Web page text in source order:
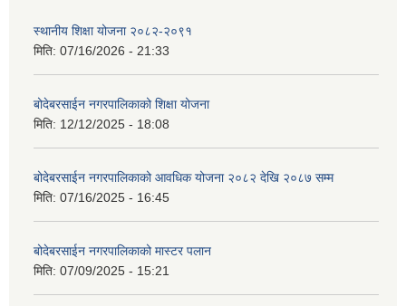
स्थानीय शिक्षा योजना २०८२-२०९१
मिति: 07/16/2026 - 21:33
बोदेबरसाईन नगरपालिकाको शिक्षा योजना
मिति: 12/12/2025 - 18:08
बोदेबरसाईन नगरपालिकाको आवधिक योजना २०८२ देखि २०८७ सम्म
मिति: 07/16/2025 - 16:45
बोदेबरसाईन नगरपालिकाको मास्टर पलान
मिति: 07/09/2025 - 15:21